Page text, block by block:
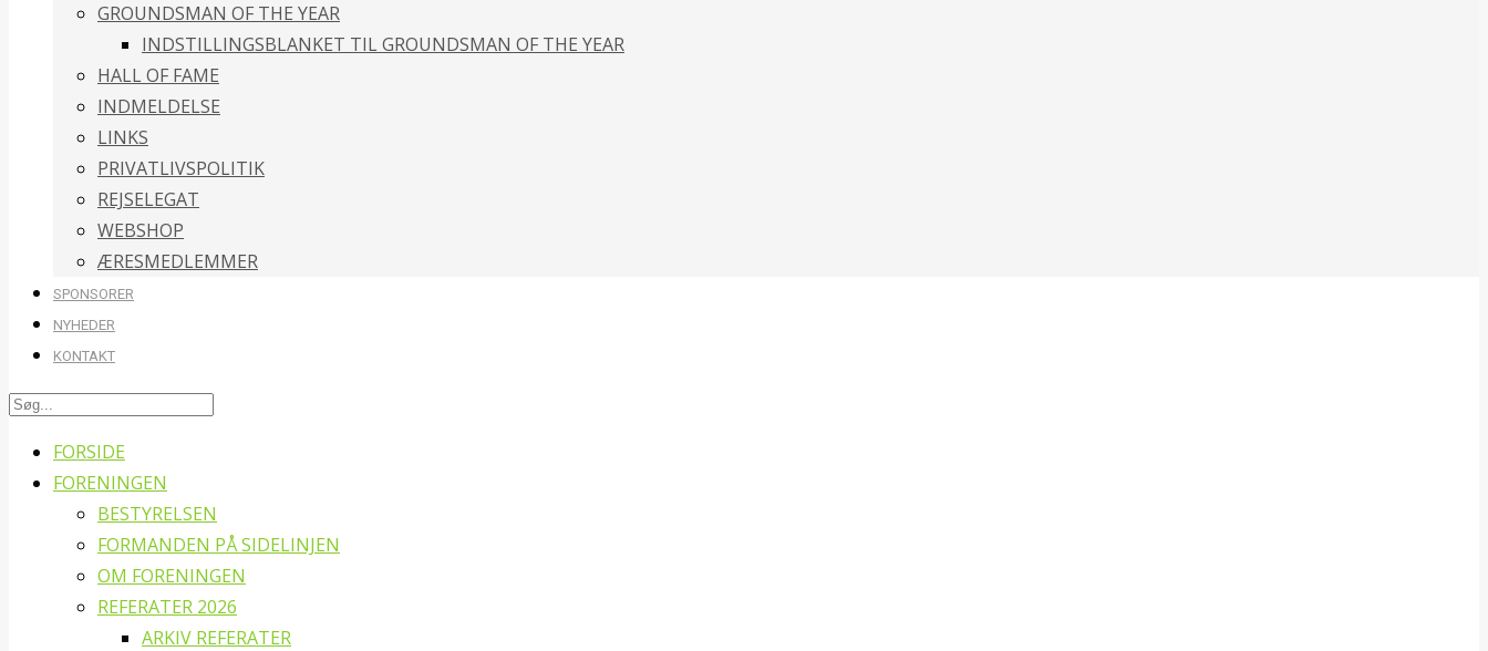
GROUNDSMAN OF THE YEAR
INDSTILLINGSBLANKET TIL GROUNDSMAN OF THE YEAR
HALL OF FAME
INDMELDELSE
LINKS
PRIVATLIVSPOLITIK
REJSELEGAT
WEBSHOP
ÆRESMEDLEMMER
SPONSORER
NYHEDER
KONTAKT
FORSIDE
FORENINGEN
BESTYRELSEN
FORMANDEN PÅ SIDELINJEN
OM FORENINGEN
REFERATER 2026
ARKIV REFERATER